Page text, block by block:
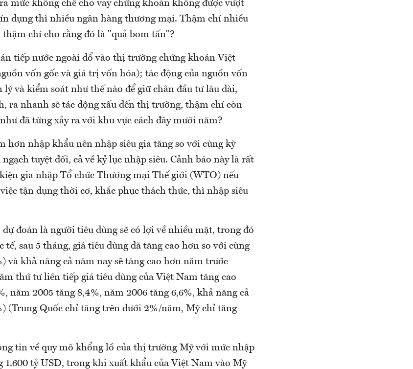
mức khống chế cho vay chứng khoán không được vượt
dụng thì nhiều ngân hàng thương mại. Thậm chí nhiều
chí cho rằng đó là "quả bom tấn"?
tiếp nước ngoài đổ vào thị trường chứng khoán Việt
vốn gốc và giá trị vốn hóa); tác động của nguồn vốn
lý và kiểm soát như thế nào để giữ chân đầu tư lâu dài,
ra nhanh sẽ tác động xấu đến thị trường, thậm chí còn
đã từng xảy ra với khu vực cách đây mười năm?
hơn nhập khẩu nên nhập siêu gia tăng so với cùng kỳ
tuyệt đối, cả về kỷ lục nhập siêu. Cảnh báo này là rất
gia nhập Tổ chức Thương mại Thế giới (WTO) nếu
tận dụng thời cơ, khắc phục thách thức, thì nhập siêu
đoán là người tiêu dùng sẽ có lợi về nhiều mặt, trong đó
tế, sau 5 tháng, giá tiêu dùng đã tăng cao hơn so với cùng
và khả năng cả năm nay sẽ tăng cao hơn năm trước
thứ tư liên tiếp giá tiêu dùng của Việt Nam tăng cao
năm 2005 tăng 8,4%, năm 2006 tăng 6,6%, khả năng cả
(Trung Quốc chỉ tăng trên dưới 2%/năm, Mỹ chỉ tăng
tin về quy mô khổng lồ của thị trường Mỹ với mức nhập
1.600 tỷ USD, trong khi xuất khẩu của Việt Nam vào Mỹ